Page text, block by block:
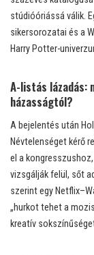
stúdióóriássá válik.
sikersorozatai és a
Harry Potter-
A-listás lázadás:
házasságtól?
A bejelentés után
Névtelenséget kérő
el a
vizsgálják felül, sőt
szerint egy
„hurkot tehet a
kreatív